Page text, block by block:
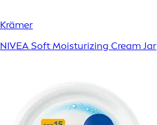
Krämer
NIVEA Soft Moisturizing Cream Jar